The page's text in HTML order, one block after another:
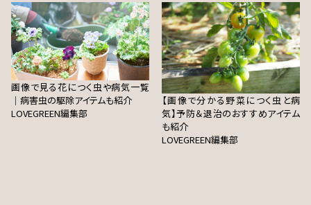
画像で見る花につく虫や病気一覧
｜病害虫の駆除アイテムも紹介
LOVEGREEN編集部
【画像で分かる野菜につく虫と病
気】予防＆退治のおすすめアイテム
も紹介
LOVEGREEN編集部